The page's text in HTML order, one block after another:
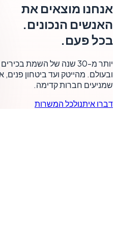
אנחנו מוצאים את
האנשים הנכונים.
בכל פעם.
יותר מ-30 שנה של השמת
ובעולם. מהייטק ועד ביטחון
שמניעים חברות קדימה.
דברו איתנולכל המשרות